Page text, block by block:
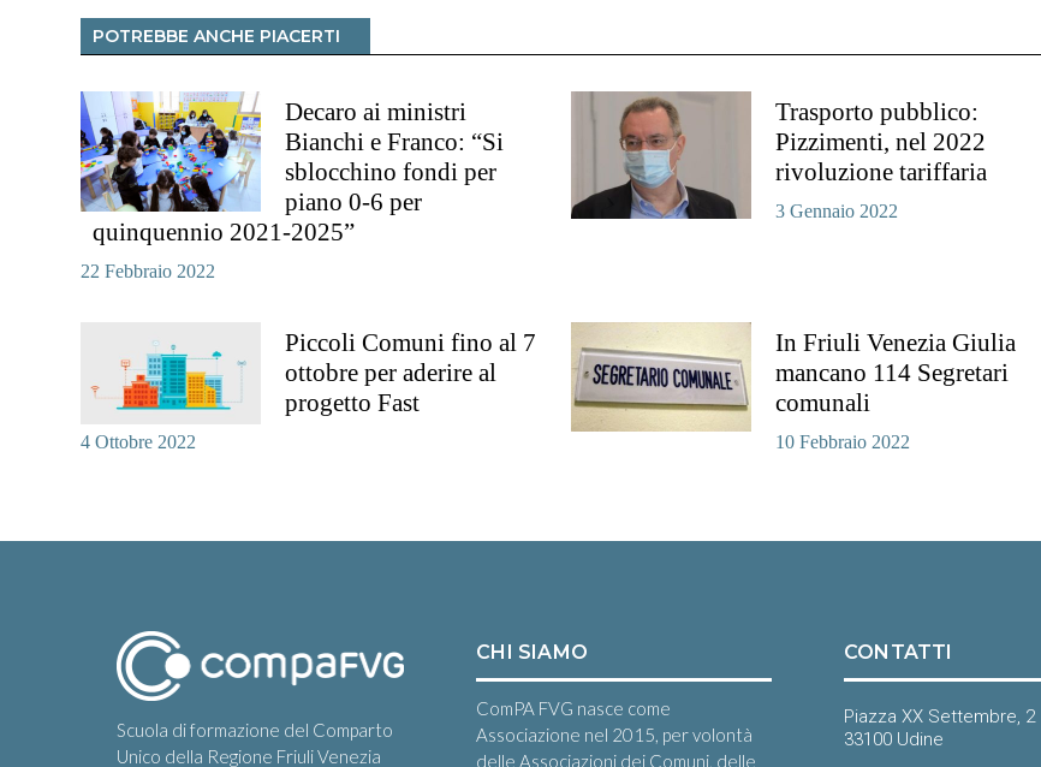
POTREBBE ANCHE PIACERTI
Decaro ai ministri
Bianchi e Franco: “Si
sblocchino fondi per
piano 0-6 per
quinquennio 2021-2025”
22 Febbraio 2022
Trasporto pubblico:
Pizzimenti, nel 2022
rivoluzione tariffaria
3 Gennaio 2022
Piccoli Comuni fino al 7
ottobre per aderire al
progetto Fast
4 Ottobre 2022
In Friuli Venezia Giulia
mancano 114 Segretari
comunali
10 Febbraio 2022
Scuola di formazione del Comparto
Unico della Regione Friuli Venezia
CHI SIAMO
ComPA FVG nasce come
Associazione nel 2015, per volontà
delle Associazioni dei Comuni, delle
CONTATTI
Piazza XX Settembre, 2
33100 Udine